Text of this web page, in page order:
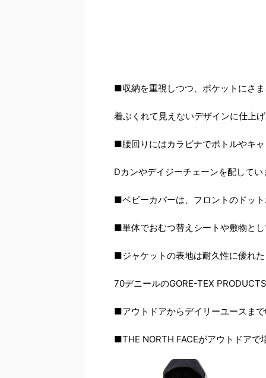
■収納を重視しつつ、ポケットにさ
着ぶくれて見えないデザインに仕上
■腰回りにはカラビナでボトルやキ
Dカンやデイジーチェーンを配してい
■ベビーカバーは、フロントのドッ
■単体でおむつ替えシートや敷物と
■ジャケットの表地は耐久性に優れた
70デニールのGORE-TEX
■アウトドアからデイリーユースま
■THE NORTH FACEがアウトドアで